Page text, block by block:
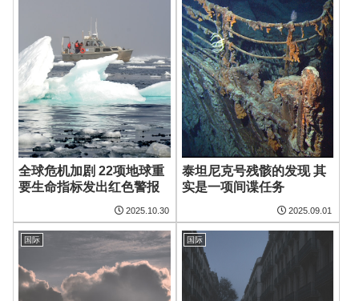
全球危机加剧 22项地球重
要生命指标发出红色警报
2025.10.30
泰坦尼克号残骸的发现 其
实是一项间谍任务
2025.09.01
国际 国际